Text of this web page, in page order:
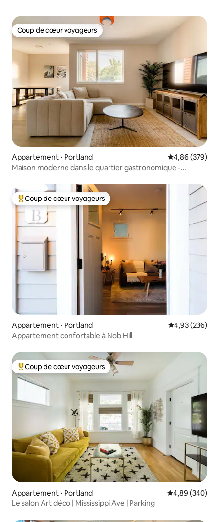
Coup de cœur voyageurs
Coup de cœur voyageurs
Appartement ⋅ Portland Évaluation
4,86 (379)
Maison moderne dans le quartier gastronomique -
Coups de cœur voyageurs les plus appréciés
Coup de cœur voyageurs
Appartement ⋅ Portland Évaluation
4,93 (236)
Appartement confortable à Nob Hill
Coups de cœur voyageurs les plus appréciés
Coup de cœur voyageurs
Appartement ⋅ Portland Évaluation
4,89 (340)
Le salon Art déco | Mississippi Ave | Parking